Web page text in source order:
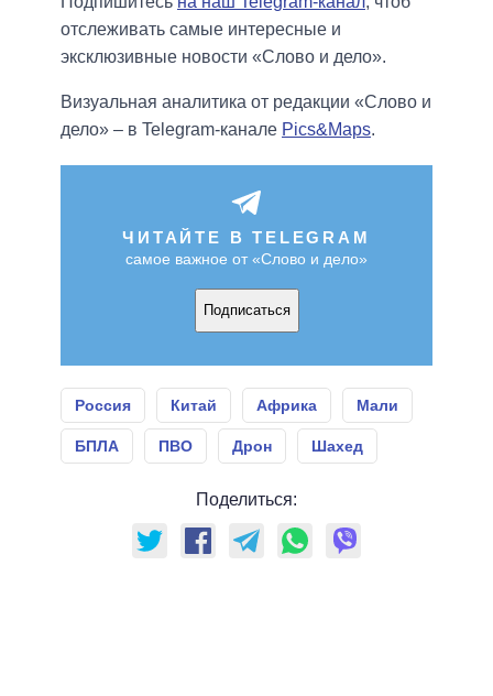
отслеживать самые интересные и
эксклюзивные новости «Слово и дело».
Визуальная аналитика от редакции «Слово и
дело» – в Telegram-канале Pics&Maps.
ЧИТАЙТЕ В TELEGRAM
самое важное от «Слово и дело»
Подписаться
Россия Китай Африка Мали
БПЛА ПВО Дрон Шахед
Поделиться: